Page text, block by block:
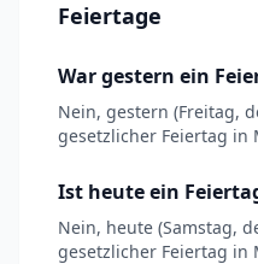
Feiertage
War gestern ein
Nein, gestern (Freitag,
gesetzlicher Feiertag in
Ist heute ein
Nein, heute (Samstag,
gesetzlicher Feiertag in